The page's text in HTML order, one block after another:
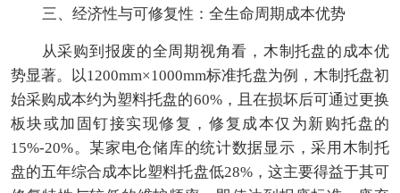
三、经济性与可修复性：全生命周期成本优势
从采购到报废的全周期视角看，木制托盘的成本优
势显著。以1200mm×1000mm标准托盘为例，木制托盘初
始采购成本约为塑料托盘的60%，且在损坏后可通过更换
板块或加固钉接实现修复，修复成本仅为新购托盘的
15%-20%。某家电仓储库的统计数据显示，采用木制托
盘的五年综合成本比塑料托盘低28%，这主要得益于其可